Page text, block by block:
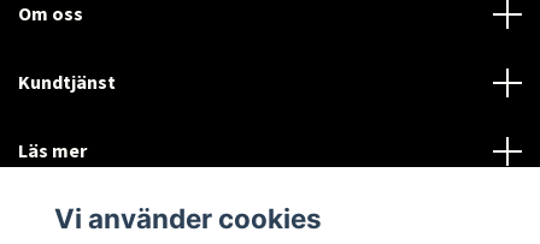
Om oss
Kundtjänst
Läs mer
Sociala medier
Vi använder cookies